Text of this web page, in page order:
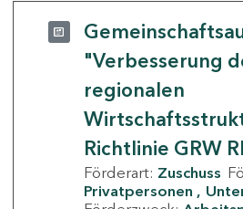
"Verbesserung
regionalen
Richtlinie GRW
Förderart: Zuschuss
Privatpersonen